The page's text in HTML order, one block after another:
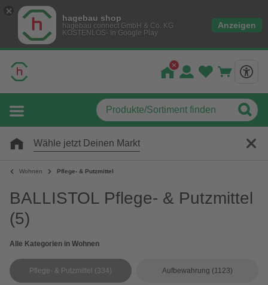
hagebau shop
hagebau connect GmbH & Co. KG
KOSTENLOS- In Google Play
Anzeigen
Wähle jetzt Deinen Markt
Wohnen Pflege- & Putzmittel
BALLISTOL Pflege- & Putzmittel
(5)
Alle Kategorien in Wohnen
Pflege- & Putzmittel (334) Aufbewahrung (1123)